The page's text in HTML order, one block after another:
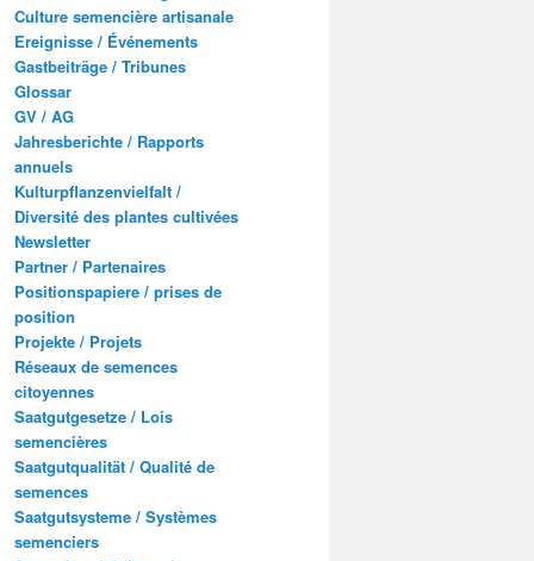
Culture semencière artisanale
Ereignisse / Événements
Gastbeiträge / Tribunes
Glossar
GV / AG
Jahresberichte / Rapports
annuels
Kulturpflanzenvielfalt /
Diversité des plantes cultivées
Newsletter
Partner / Partenaires
Positionspapiere / prises de
position
Projekte / Projets
Réseaux de semences
citoyennes
Saatgutgesetze / Lois
semencières
Saatgutqualität / Qualité de
semences
Saatgutsysteme / Systèmes
semenciers